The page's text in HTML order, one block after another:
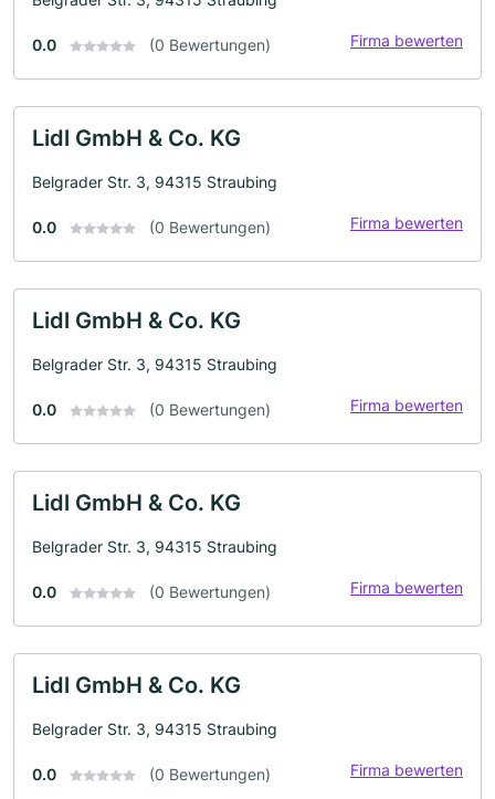
0.0 (0 Bewertungen) Firma bewerten
Lidl GmbH & Co. KG
Belgrader Str. 3, 94315 Straubing
0.0 (0 Bewertungen) Firma bewerten
Lidl GmbH & Co. KG
Belgrader Str. 3, 94315 Straubing
0.0 (0 Bewertungen) Firma bewerten
Lidl GmbH & Co. KG
Belgrader Str. 3, 94315 Straubing
0.0 (0 Bewertungen) Firma bewerten
Lidl GmbH & Co. KG
Belgrader Str. 3, 94315 Straubing
0.0 (0 Bewertungen) Firma bewerten